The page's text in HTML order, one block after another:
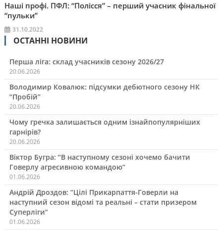
Наші профі. ПФЛ: “Полісся” – перший учасник фінальної
“пульки”
31.10.2022
ОСТАННІ НОВИНИ
Перша ліга: склад учасників сезону 2026/27
20.06.2026
Володимир Ковалюк: підсумки дебютного сезону НК
“Пробій”
20.06.2026
Чому гречка залишається одним ізнайпопулярніших
гарнірів?
20.06.2026
Віктор Бугра: “В наступному сезоні хочемо бачити
Говерлу агресивною командою”
01.06.2026
Андрій Дроздов: “Цілі Прикарпаття-Говерли на
наступний сезон відомі та реальні – стати призером
Суперліги”
01.06.2026